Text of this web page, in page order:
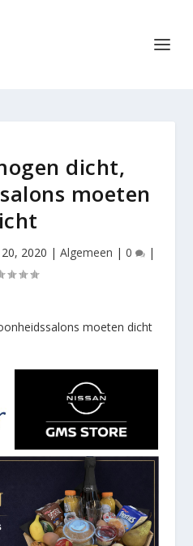
dicht,
moeten
2020 | Algemeen | 0 |